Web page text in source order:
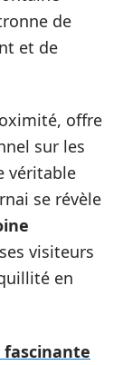
de
et de
offre
sur les
véritable
se révèle
visiteurs
en